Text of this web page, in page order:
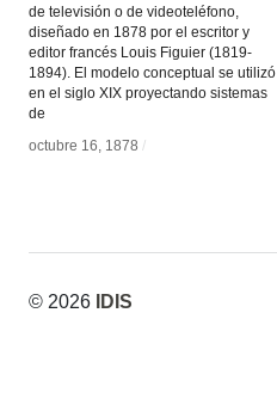
de televisión o de videoteléfono,
diseñado en 1878 por el escritor y
editor francés Louis Figuier (1819-
1894). El modelo conceptual se utilizó
en el siglo XIX proyectando sistemas
de
octubre 16, 1878 /
octubre 16, 1878 /
© 2026 IDIS